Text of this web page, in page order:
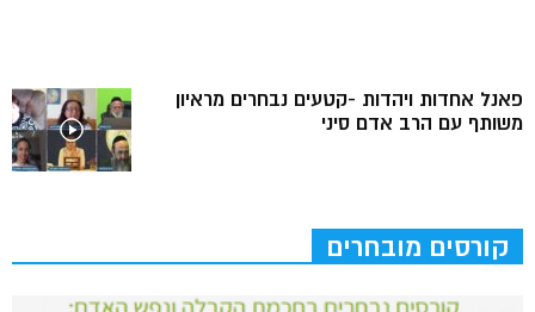
פאנל אחדות ויהדות -קטעים נבחרים מראיון
משותף עם הרב אדם סיני
קורסים מובחרים